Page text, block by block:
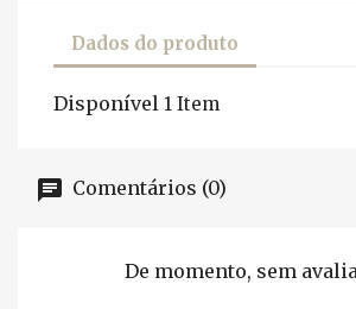
Dados do produto
Disponível 1 Item
Comentários (0)
De momento, sem